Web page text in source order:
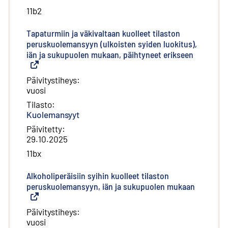
11b2
Tapaturmiin ja väkivaltaan kuolleet tilaston
peruskuolemansyyn (ulkoisten syiden luokitus),
iän ja sukupuolen mukaan, päihtyneet erikseen
Päivitystiheys:
vuosi
Tilasto:
Kuolemansyyt
Päivitetty:
29.10.2025
11bx
Alkoholiperäisiin syihin kuolleet tilaston
peruskuolemansyyn, iän ja sukupuolen mukaan
Päivitystiheys:
vuosi